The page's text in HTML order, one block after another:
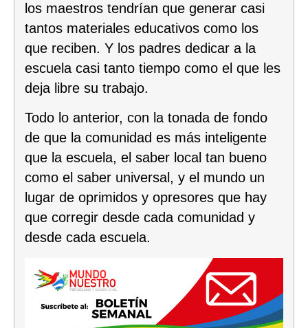
los maestros tendrían que generar casi
tantos materiales educativos como los
que reciben. Y los padres dedicar a la
escuela casi tanto tiempo como el que les
deja libre su trabajo.
Todo lo anterior, con la tonada de fondo
de que la comunidad es más inteligente
que la escuela, el saber local tan bueno
como el saber universal, y el mundo un
lugar de oprimidos y opresores que hay
que corregir desde cada comunidad y
desde cada escuela.